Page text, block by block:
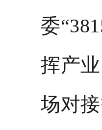
委
挥产
场对